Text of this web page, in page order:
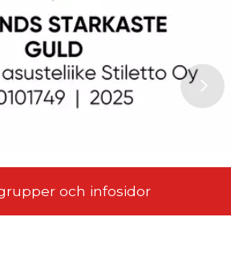
07-17
och leverans
1 stjärna av 5
2 stjärnor av 5
3 stjärnor av 5
4 stjärnor av 5
5 stjärnor av 5
och infosidor